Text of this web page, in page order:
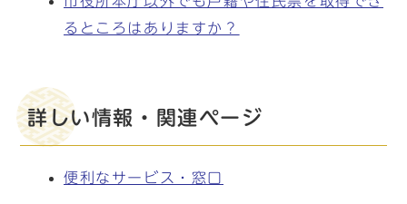
るところはありますか？
詳しい情報・関連ページ
便利なサービス・窓口